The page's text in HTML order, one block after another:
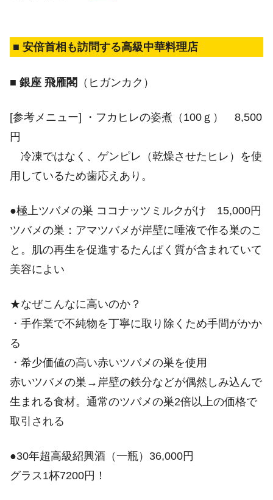
■ 安倍首相も訪問する高級中華料理店
■ 銀座 飛雁閣 （ヒガンカク）
[参考メニュー] ・フカヒレの姿煮（100ｇ） 8,500
円
冷凍ではなく、ゲンピレ（乾燥させたヒレ）を使
用しているため歯応えあり。
●極上ツバメの巣 ココナッツミルクがけ 15,000円
ツバメの巣：アマツバメが岸壁に唾液で作る巣のこ
と。肌の再生を促進するたんぱく質が含まれていて
美容によい
★なぜこんなに高いのか？
・手作業で不純物を丁寧に取り除くため手間がかか
る
・希少価値の高い赤いツバメの巣を使用
赤いツバメの巣→岸壁の鉄分などが偶然しみ込んで
生まれる食材。通常のツバメの巣2倍以上の価格で
取引される
●30年超高級紹興酒（一瓶）36,000円
グラス1杯7200円！